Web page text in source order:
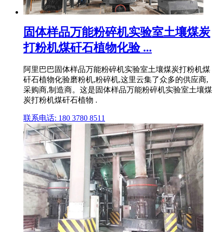
固体样品万能粉碎机实验室土壤煤炭
打粉机煤矸石植物化验 ...
阿里巴巴固体样品万能粉碎机实验室土壤煤炭打粉机煤
矸石植物化验磨粉机,粉碎机,这里云集了众多的供应商,
采购商,制造商。这是固体样品万能粉碎机实验室土壤煤
炭打粉机煤矸石植物 .
联系电话: 180 3780 8511